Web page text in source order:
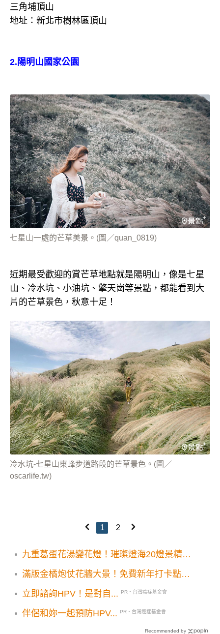
三角埔頂山
地址：新北市樹林區頂山
2.陽明山國家公園
七星山一處的芒草美景。(圖／quan_0819)
近期最受歡迎的賞芒草地點就是陽明山，像是七星
山、冷水坑、小油坑、擎天崗等景點，都能看到大
片的芒草景色，秋意十足！
冷水坑-七星山東峰步道路段的芒草景色。(圖／
oscarlife.tw)
1 2
九重葛蛋花湯變花燈！璀璨燈海20燈景精彩
滿版金橘炮仗花牆大景！免費新年打卡點取
立即諮詢HPV！是對自...
PR・台灣癌症基金會
伴侶和妳一起預防HPV... PR・台灣癌症基金會
Recommended by